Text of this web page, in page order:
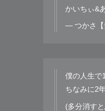
かいちぃ&
— つかさ【
僕の人生で
ちなみに2
(多分消す